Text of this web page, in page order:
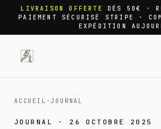
LIVRAISON OFFERTE
DÈS 50€ ·
PAIEMENT SÉCURISÉ STRIPE ·
EXPÉDITION
ACCUEIL ·JOURNAL
JOURNAL · 26 OCTOBRE 2025